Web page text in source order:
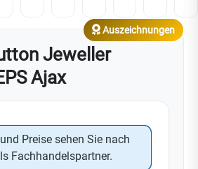
Jeweller
Ajax
Auszeichnungen
Preise sehen Sie nach
Fachhandelspartner.